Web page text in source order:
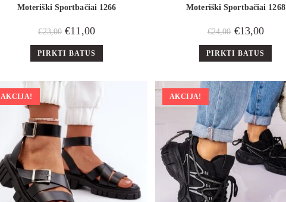
Moteriški Sportbačiai 1266
€23,00 €11,00
PIRKTI BATUS
Moteriški Sportbačiai 1268
€24,00 €13,00
PIRKTI BATUS
AKCIJA! AKCIJA!